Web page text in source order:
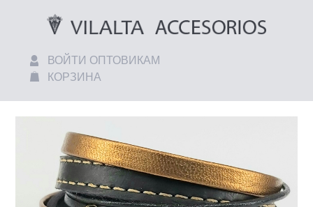
ВОЙТИ ОПТОВИКАМ
КОРЗИНА